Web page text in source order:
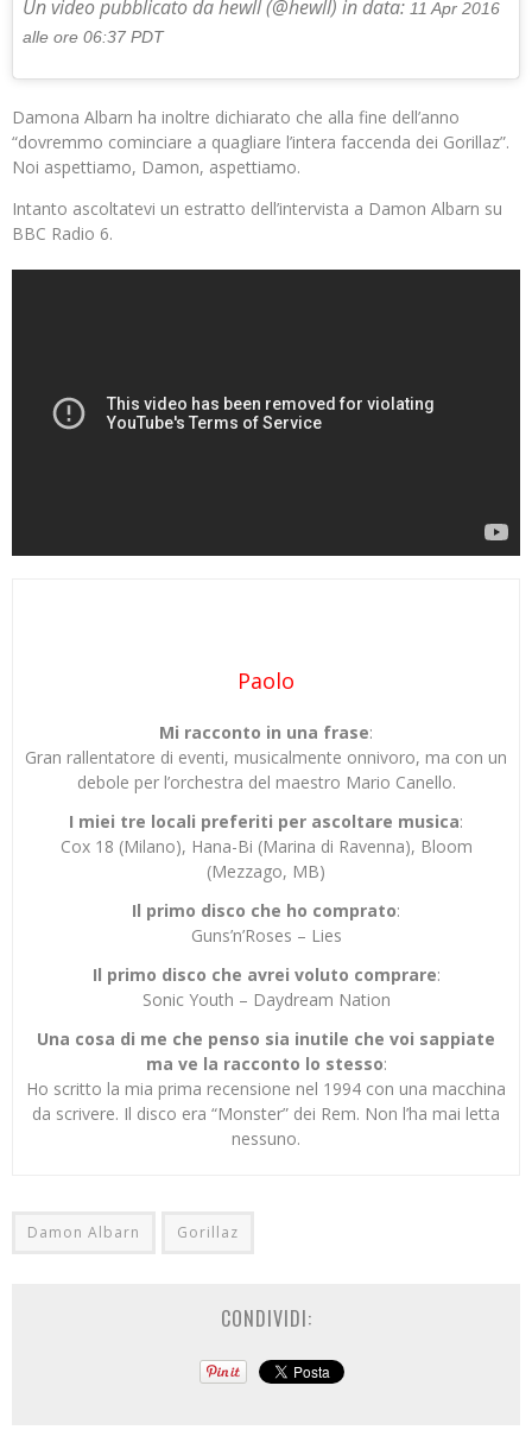
Un video pubblicato da hewll (@hewll) in data: 11 Apr 2016
alle ore 06:37 PDT
Damona Albarn ha inoltre dichiarato che alla fine dell’anno
“dovremmo cominciare a quagliare l’intera faccenda dei Gorillaz”.
Noi aspettiamo, Damon, aspettiamo.
Intanto ascoltatevi un estratto dell’intervista a Damon Albarn su
BBC Radio 6.
Paolo
Mi racconto in una frase:
Gran rallentatore di eventi, musicalmente onnivoro, ma con un
debole per l’orchestra del maestro Mario Canello.
I miei tre locali preferiti per ascoltare musica:
Cox 18 (Milano), Hana-Bi (Marina di Ravenna), Bloom
(Mezzago, MB)
Il primo disco che ho comprato:
Guns’n’Roses – Lies
Il primo disco che avrei voluto comprare:
Sonic Youth – Daydream Nation
Una cosa di me che penso sia inutile che voi sappiate
ma ve la racconto lo stesso:
Ho scritto la mia prima recensione nel 1994 con una macchina
da scrivere. Il disco era “Monster” dei Rem. Non l’ha mai letta
nessuno.
Damon Albarn Gorillaz
CONDIVIDI: